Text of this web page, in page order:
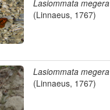
Lasiommata megera
(Linnaeus, 1767)
Lasiommata megera
(Linnaeus, 1767)